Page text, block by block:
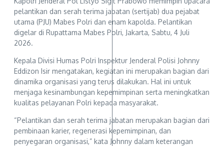
pelantikan dan serah terima jabatan (sertijab) dua pejabat
utama (PJU) Mabes Polri dan enam kapolda. Pelantikan
digelar di Rupattama Mabes Polri, Jakarta, Sabtu, 4 Juli
2026.
Kepala Divisi Humas Polri Inspektur Jenderal Polisi Johnny
Eddizon Isir mengatakan, kegiatan ini merupakan bagian dari
dinamika organisasi yang terus dilakukan. Hal ini untuk
menjaga kesinambungan kepemimpinan serta meningkatkan
kualitas pelayanan Polri kepada masyarakat.
“Pelantikan dan serah terima jabatan merupakan bagian dari
pembinaan karier, regenerasi kepemimpinan, dan
penyegaran organisasi,” kata Johnny dalam keterangan